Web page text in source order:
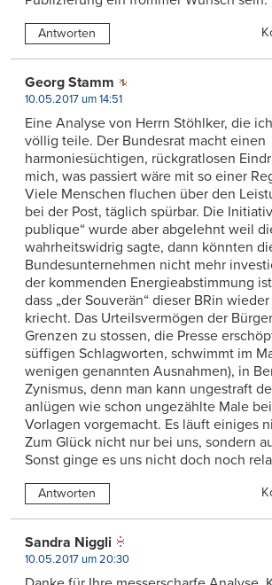
Antworten
Georg Stamm
10.05.2017 um 14:51
Eine Analyse von Herrn Stöhlker, die
völlig teile. Der Bundesrat macht einen
harmoniesüchtigen, rückgratlosen
mich, was passiert wäre mit so einer
Viele Menschen fluchen über den
bei der Post, täglich spürbar. Die
publique“ wurde aber abgelehnt weil
wahrheitswidrig sagte, dann könnten
Bundesunternehmen nicht mehr
der kommenden Energieabstimmung
dass „der Souverän“ dieser BRin
kriecht. Das Urteilsvermögen der
Grenzen zu stossen, die Presse
süffigen Schlagworten, schwimmt im
wenigen genannten Ausnahmen), in
Zynismus, denn man kann ungestraft
anlügen wie schon ungezählte Male
Vorlagen vorgemacht. Es läuft einiges
Zum Glück nicht nur bei uns, sondern
Sonst ginge es uns nicht doch noch
Antworten
Sandra Niggli
10.05.2017 um 20:30